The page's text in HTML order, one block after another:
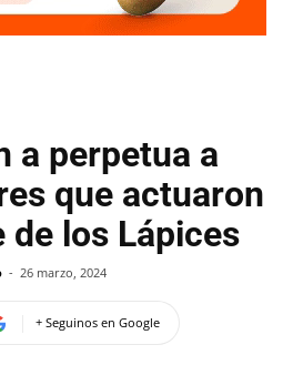
a perpetua a
que actuaron
de los Lápices
- 26 marzo, 2024
+ Seguinos en Google